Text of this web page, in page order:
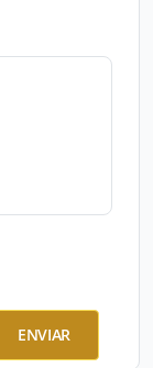
ENVIAR